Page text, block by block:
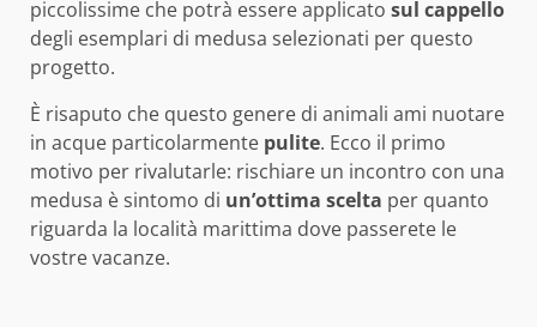
piccolissime che potrà essere applicato sul cappello
degli esemplari di medusa selezionati per questo
progetto.
È risaputo che questo genere di animali ami nuotare
in acque particolarmente pulite. Ecco il primo
motivo per rivalutarle: rischiare un incontro con una
medusa è sintomo di un’ottima scelta per quanto
riguarda la località marittima dove passerete le
vostre vacanze.